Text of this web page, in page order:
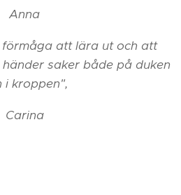
Anna
att lära ut och att
saker både på duken
i kroppen",
Carina